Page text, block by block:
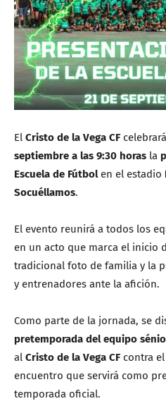
El Cristo de la Vega CF
septiembre a las 9:30 horas la
Escuela de Fútbol en el estadio
Socuéllamos.
El evento reunirá a todos los
en un acto que marca el inicio
tradicional foto de familia y la
y entrenadores ante la afición.
Como parte de la jornada, se
pretemporada del equipo
al Cristo de la Vega CF contra el
encuentro que servirá como
temporada oficial.